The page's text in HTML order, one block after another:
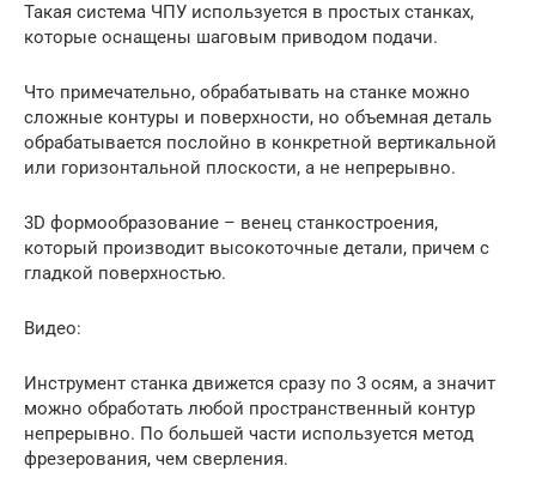
Такая система ЧПУ используется в простых станках,
которые оснащены шаговым приводом подачи.
Что примечательно, обрабатывать на станке можно
сложные контуры и поверхности, но объемная деталь
обрабатывается послойно в конкретной вертикальной
или горизонтальной плоскости, а не непрерывно.
3D формообразование – венец станкостроения,
который производит высокоточные детали, причем с
гладкой поверхностью.
Видео:
Инструмент станка движется сразу по 3 осям, а значит
можно обработать любой пространственный контур
непрерывно. По большей части используется метод
фрезерования, чем сверления.